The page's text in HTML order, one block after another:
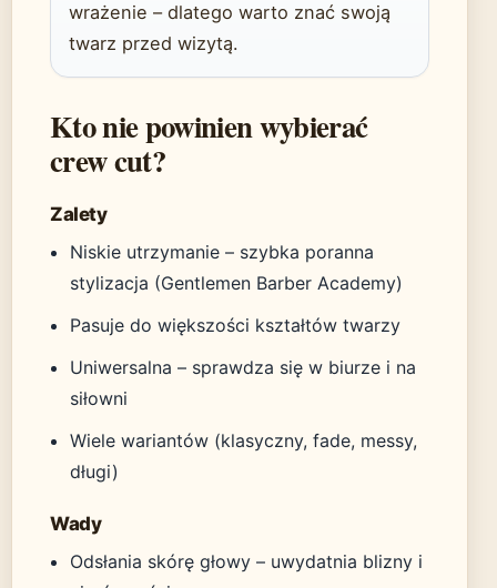
wrażenie – dlatego warto znać swoją
twarz przed wizytą.
Kto nie powinien wybierać
crew cut?
Zalety
Niskie utrzymanie – szybka poranna
stylizacja (Gentlemen Barber Academy)
Pasuje do większości kształtów twarzy
Uniwersalna – sprawdza się w biurze i na
siłowni
Wiele wariantów (klasyczny, fade, messy,
długi)
Wady
Odsłania skórę głowy – uwydatnia blizny i